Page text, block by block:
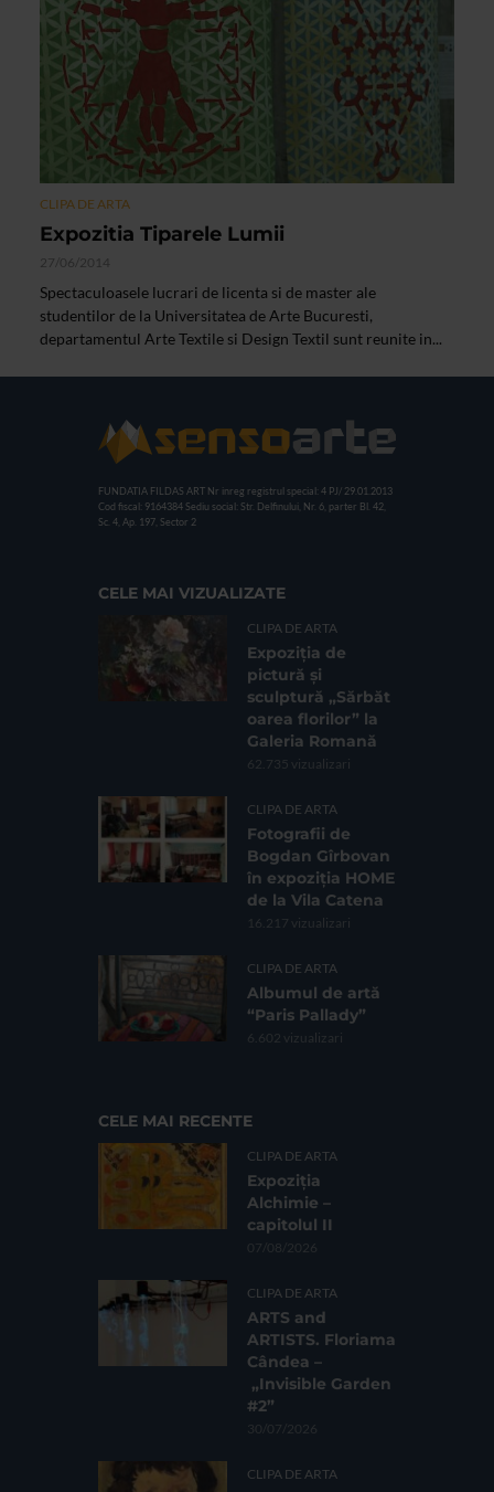
CLIPA DE ARTA
Expozitia Tiparele Lumii
27/06/2014
Spectaculoasele lucrari de licenta si de master ale
studentilor de la Universitatea de Arte Bucuresti,
departamentul Arte Textile si Design Textil sunt reunite in...
FUNDATIA FILDAS ART Nr inreg registrul special: 4 PJ/ 29.01.2013
Cod fiscal: 9164384 Sediu social: Str. Delfinului, Nr. 6, parter Bl. 42,
Sc. 4, Ap. 197, Sector 2
CELE MAI VIZUALIZATE
CLIPA DE ARTA
Expoziția de
pictură și
sculptură „Sărbăt
oarea florilor” la
Galeria Romană
62.735 vizualizari
CLIPA DE ARTA
Fotografii de
Bogdan Gîrbovan
în expoziția HOME
de la Vila Catena
16.217 vizualizari
CLIPA DE ARTA
Albumul de artă
“Paris Pallady”
6.602 vizualizari
CELE MAI RECENTE
CLIPA DE ARTA
Expoziția
Alchimie –
capitolul II
07/08/2026
CLIPA DE ARTA
ARTS and
ARTISTS. Floriama
Cândea –
„Invisible Garden
#2”
30/07/2026
CLIPA DE ARTA